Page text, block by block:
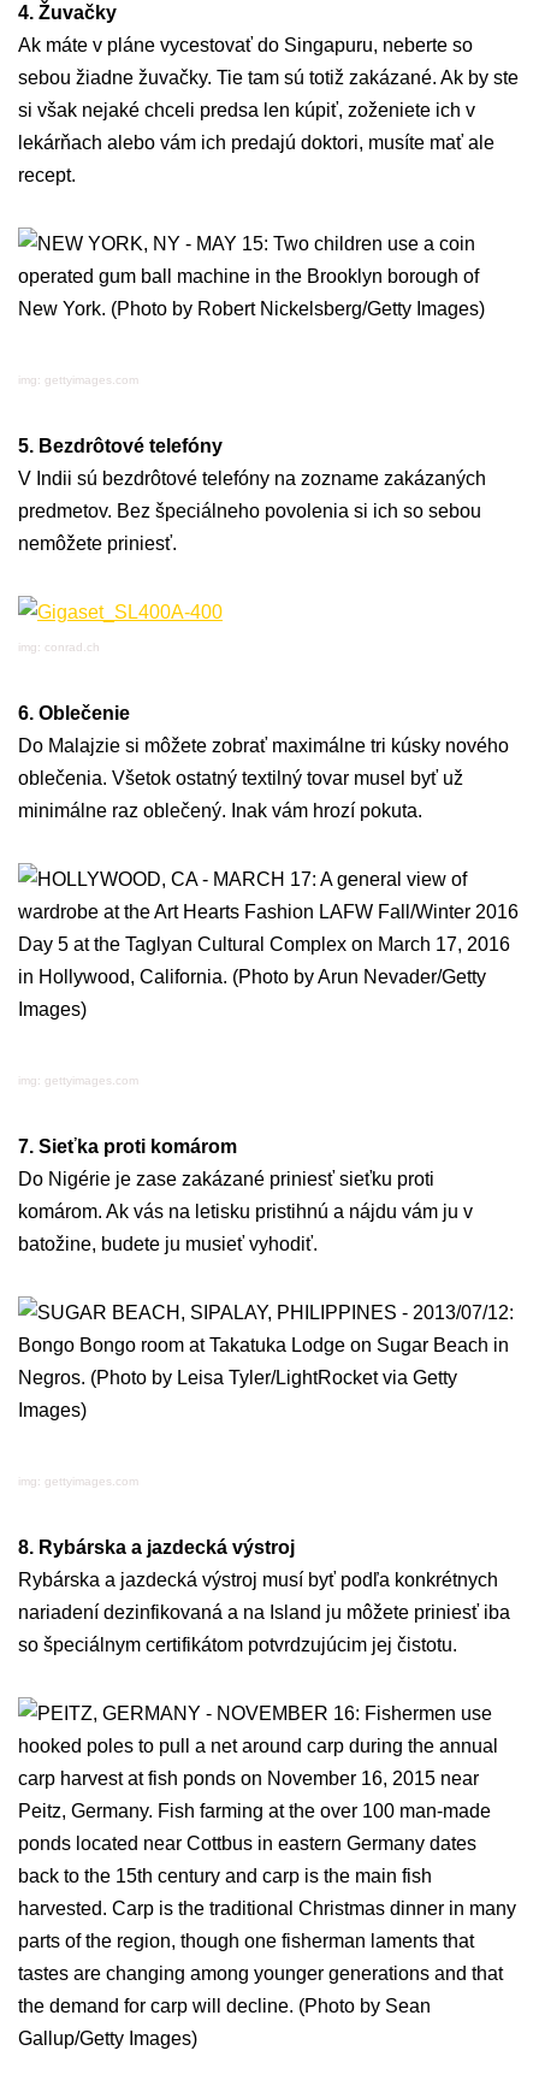
4. Žuvačky
Ak máte v pláne vycestovať do Singapuru, neberte so
sebou žiadne žuvačky. Tie tam sú totiž zakázané. Ak by ste
si však nejaké chceli predsa len kúpiť, zoženiete ich v
lekárňach alebo vám ich predajú doktori, musíte mať ale
recept.
img: gettyimages.com
5. Bezdrôtové telefóny
V Indii sú bezdrôtové telefóny na zozname zakázaných
predmetov. Bez špeciálneho povolenia si ich so sebou
nemôžete priniesť.
img: conrad.ch
6. Oblečenie
Do Malajzie si môžete zobrať maximálne tri kúsky nového
oblečenia. Všetok ostatný textilný tovar musel byť už
minimálne raz oblečený. Inak vám hrozí pokuta.
img: gettyimages.com
7. Sieťka proti komárom
Do Nigérie je zase zakázané priniesť sieťku proti
komárom. Ak vás na letisku pristihnú a nájdu vám ju v
batožine, budete ju musieť vyhodiť.
img: gettyimages.com
8. Rybárska a jazdecká výstroj
Rybárska a jazdecká výstroj musí byť podľa konkrétnych
nariadení dezinfikovaná a na Island ju môžete priniesť iba
so špeciálnym certifikátom potvrdzujúcim jej čistotu.